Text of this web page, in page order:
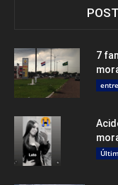
7